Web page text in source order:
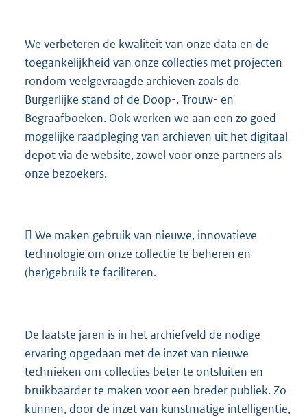
We verbeteren de kwaliteit van onze data en de
toegankelijkheid van onze collecties met projecten
rondom veelgevraagde archieven zoals de
Burgerlijke stand of de Doop-, Trouw- en
Begraafboeken. Ook werken we aan een zo goed
mogelijke raadpleging van archieven uit het digitaal
depot via de website, zowel voor onze partners als
onze bezoekers.
 We maken gebruik van nieuwe, innovatieve
technologie om onze collectie te beheren en
(her)gebruik te faciliteren.
De laatste jaren is in het archiefveld de nodige
ervaring opgedaan met de inzet van nieuwe
technieken om collecties beter te ontsluiten en
bruikbaarder te maken voor een breder publiek. Zo
kunnen, door de inzet van kunstmatige intelligentie,